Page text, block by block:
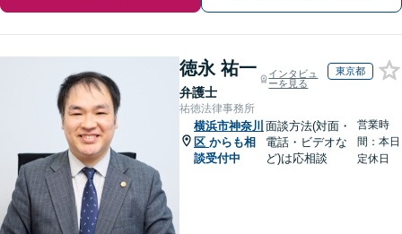
徳永 祐一
弁護士
インタビュ
ーを見る
東京都
祐徳法律事務所
横浜市神奈川
区 からも相
談受付中
面談方法(対面・
電話・ビデオな
ど)は応相談
営業時
間：本日
定休日